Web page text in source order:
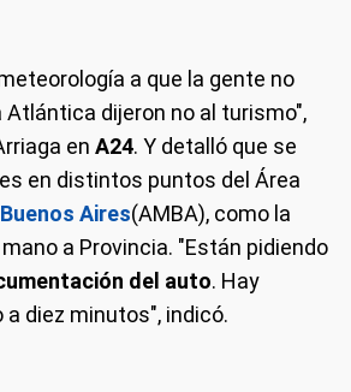
a que la gente no
Atlántica dijeron no al turismo",
en A24. Y detalló que se
en distintos puntos del Área
Buenos Aires(AMBA), como la
a Provincia. "Están pidiendo
del auto. Hay
diez minutos", indicó.